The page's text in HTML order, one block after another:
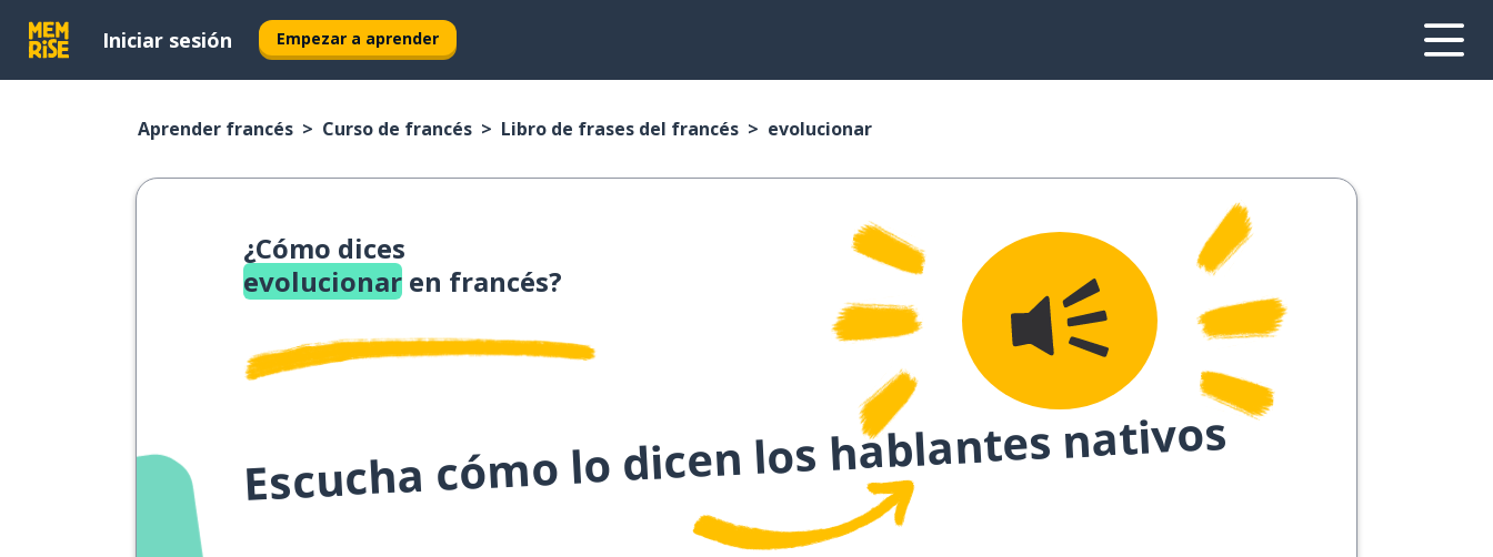
Iniciar sesión Empezar a aprender
Aprender francés Curso de francés Libro de frases del francés evolucionar
¿Cómo dices
evolucionar en francés?
Escucha cómo lo dicen los hablantes nativos